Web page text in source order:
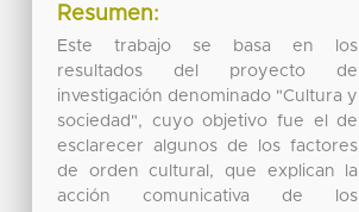
Resumen:
Este trabajo se basa en los
resultados del proyecto de
investigación denominado "Cultura y
sociedad", cuyo objetivo fue el de
esclarecer algunos de los factores
de orden cultural, que explican la
acción comunicativa de los